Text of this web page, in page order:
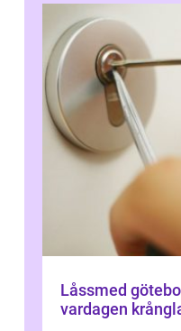
Låssmed göteborg trygg
vardagen